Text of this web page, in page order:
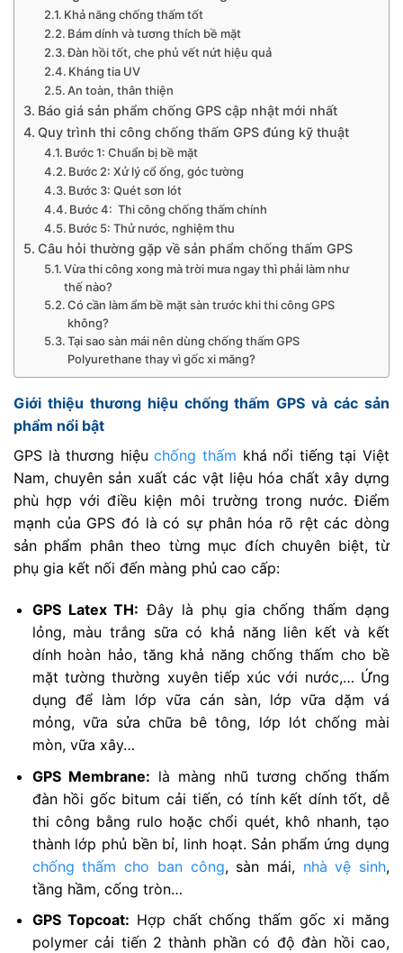
Khả năng chống thấm tốt
Bám dính và tương thích bề mặt
Đàn hồi tốt, che phủ vết nứt hiệu quả
Kháng tia UV
An toàn, thân thiện
Báo giá sản phẩm chống GPS cập nhật mới nhất
Quy trình thi công chống thấm GPS đúng kỹ thuật
Bước 1: Chuẩn bị bề mặt
Bước 2: Xử lý cổ ống, góc tường
Bước 3: Quét sơn lót
Bước 4: Thi công chống thấm chính
Bước 5: Thử nước, nghiệm thu
Câu hỏi thường gặp về sản phẩm chống thấm GPS
Vừa thi công xong mà trời mưa ngay thì phải làm như
thế nào?
Có cần làm ẩm bề mặt sàn trước khi thi công GPS
không?
Tại sao sàn mái nên dùng chống thấm GPS
Polyurethane thay vì gốc xi măng?
Giới thiệu thương hiệu chống thấm GPS và các sản
phẩm nổi bật
GPS là thương hiệuchống thấm khá nổi tiếng tại Việt
Nam, chuyên sản xuất các vật liệu hóa chất xây dựng
phù hợp với điều kiện môi trường trong nước. Điểm
mạnh của GPS đó là có sự phân hóa rõ rệt các dòng
sản phẩm phân theo từng mục đích chuyên biệt, từ
phụ gia kết nối đến màng phủ cao cấp:
GPS Latex TH: Đây là phụ gia chống thấm dạng
lỏng, màu trắng sữa có khả năng liên kết và kết
dính hoàn hảo, tăng khả năng chống thấm cho bề
mặt tường thường xuyên tiếp xúc với nước,… Ứng
dụng để làm lớp vữa cán sàn, lớp vữa dặm vá
mỏng, vữa sửa chữa bê tông, lớp lót chống mài
mòn, vữa xây…
GPS Membrane: là màng nhũ tương chống thấm
đàn hồi gốc bitum cải tiến, có tính kết dính tốt, dễ
thi công bằng rulo hoặc chổi quét, khô nhanh, tạo
thành lớp phủ bền bỉ, linh hoạt. Sản phẩm ứng dụng
chống thấm cho ban công, sàn mái, nhà vệ sinh,
tầng hầm, cống tròn…
GPS Topcoat: Hợp chất chống thấm gốc xi măng
polymer cải tiến 2 thành phần có độ đàn hồi cao,